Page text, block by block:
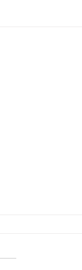
E… QUAL